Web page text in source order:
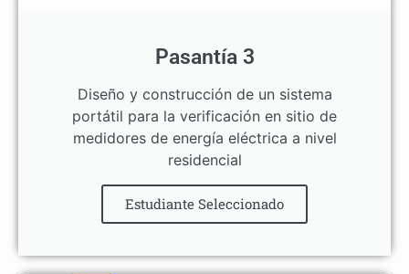
Pasantía 3
Diseño y construcción de un sistema
portátil para la verificación en sitio de
medidores de energía eléctrica a nivel
residencial
Estudiante Seleccionado